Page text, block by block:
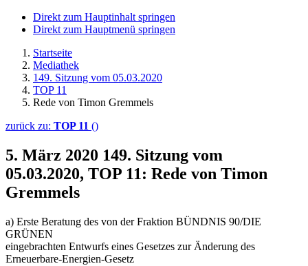
Direkt zum Hauptinhalt springen
Direkt zum Hauptmenü springen
Startseite
Mediathek
149. Sitzung vom 05.03.2020
TOP 11
Rede von Timon Gremmels
zurück zu: TOP 11 ()
5. März 2020 149. Sitzung vom
05.03.2020, TOP 11: Rede von Timon
Gremmels
a) Erste Beratung des von der Fraktion BÜNDNIS 90/DIE
GRÜNEN
eingebrachten Entwurfs eines Gesetzes zur Änderung des
Erneuerbare-Energien-Gesetz